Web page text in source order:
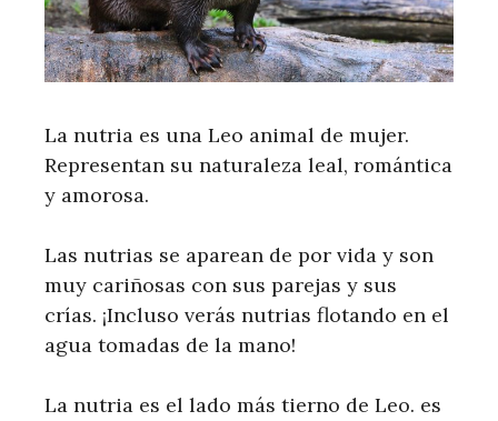
La nutria es una Leo animal de mujer.
Representan su naturaleza leal, romántica
y amorosa.
Las nutrias se aparean de por vida y son
muy cariñosas con sus parejas y sus
crías. ¡Incluso verás nutrias flotando en el
agua tomadas de la mano!
La nutria es el lado más tierno de Leo. es